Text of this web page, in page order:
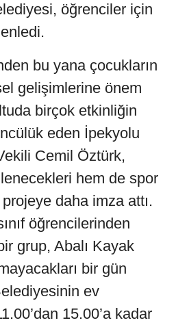
öğrenciler için
bu yana çocukların
gelişimlerine önem
birçok etkinliğin
eden İpekyolu
Cemil Öztürk,
hem de spor
daha imza attı.
öğrencilerinden
grup, Abalı Kayak
bir gün
ev
15.00’a kadar